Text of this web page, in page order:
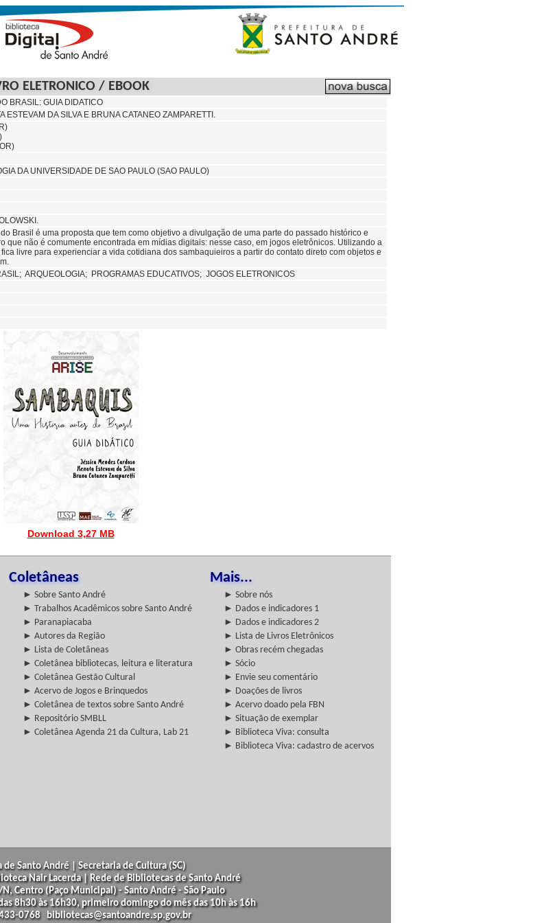
ELETRONICO / EBOOK
BRASIL: GUIA DIDATICO
ESTEVAM DA SILVA E BRUNA CATANEO ZAMPARETTI.
DA UNIVERSIDADE DE SAO PAULO (SAO PAULO)
Brasil é uma proposta que tem como objetivo a divulgação de uma parte do passado histórico e
que não é comumente encontrada em mídias digitais: nesse caso, em jogos eletrônicos. Utilizando a
livre para experienciar a vida cotidiana dos sambaquieiros a partir do contato direto com objetos e
ARQUEOLOGIA; PROGRAMAS EDUCATIVOS; JOGOS ELETRONICOS
Download 3,27 MB
Coletâneas Mais...
► Sobre Santo André
► Sobre nós
► Trabalhos Acadêmicos sobre Santo André
► Dados e indicadores 1
► Paranapiacaba
► Dados e indicadores 2
► Autores da Região
► Lista de Livros Eletrônicos
► Lista de Coletâneas
► Obras recém chegadas
► Coletânea bibliotecas, leitura e literatura
► Sócio
► Coletânea Gestão Cultural
► Envie seu comentário
► Acervo de Jogos e Brinquedos
► Doações de livros
► Coletânea de textos sobre Santo André
► Acervo doado pela FBN
► Repositório SMBLL
► Situação de exemplar
► Coletânea Agenda 21 da Cultura, Lab 21
► Biblioteca Viva: consulta
► Biblioteca Viva: cadastro de acervos
de Santo André | Secretaria de Cultura (SC)
Nair Lacerda | Rede de Bibliotecas de Santo André
N, Centro (Paço Municipal) - Santo André - São Paulo
8h30 às 16h30, primeiro domingo do mês das 10h às 16h
0768 bibliotecas@santoandre.sp.gov.br